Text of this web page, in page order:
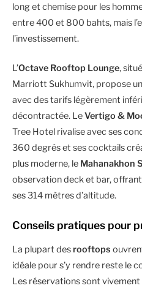
long et chemise pour les
entre 400 et 800 bahts, mais
l’investissement.
L’Octave Rooftop Lounge,
Marriott Sukhumvit, propose
avec des tarifs légèrement
décontractée. LeVertigo &
Tree Hotel rivalise avec ses
360 degrés et ses cocktails
plus moderne, le Mahanakhon
observation deck et bar,
ses 314 mètres d’altitude.
Conseils pratiques pour
La plupart des rooftops
idéale pour s’y rendre reste le
Les réservations sont